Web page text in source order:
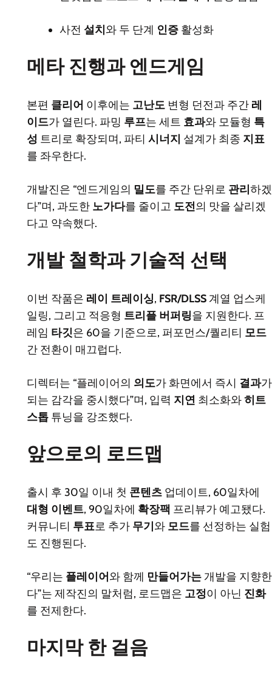
사전 설치 와 두 단계 인증 활성화
메타 진행과 엔드게임
본편 클리어 이후에는 고난도 변형 던전과 주간 레
이드가 열린다. 파밍 루프는 세트 효과와 모듈형 특
성 트리로 확장되며, 파티 시너지 설계가 최종 지표
를 좌우한다.
개발진은 “엔드게임의 밀도를 주간 단위로 관리 하겠
다”며, 과도한 노가다를 줄이고 도전의 맛을 살리겠
다고 약속했다.
개발 철학과 기술적 선택
이번 작품은 레이 트레이싱, FSR/DLSS계열 업스케
일링, 그리고 적응형 트리플 버퍼링을 지원한다. 프
레임 타깃은 60을 기준으로, 퍼포먼스/퀄리티 모드
간 전환이 매끄럽다.
디렉터는 “플레이어의 의도가 화면에서 즉시 결과가
되는 감각을 중시했다”며, 입력 지연 최소화와히트
스톱 튜닝을 강조했다.
앞으로의 로드맵
출시 후 30일 이내 첫 콘텐츠 업데이트, 60일차에
대형 이벤트, 90일차에 확장팩 프리뷰가 예고됐다.
커뮤니티 투표로 추가 무기 와 모드를 선정하는 실험
도 진행된다.
“우리는 플레이어 와 함께 만들어가는개발을 지향한
다”는 제작진의 말처럼, 로드맵은 고정이 아닌 진화
를 전제한다.
마지막 한 걸음